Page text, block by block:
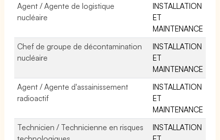
Agent / Agente de logistique
nucléaire
INSTALLATION
ET
MAINTENANCE
Chef de groupe de décontamination
nucléaire
INSTALLATION
ET
MAINTENANCE
Agent / Agente d'assainissement
radioactif
INSTALLATION
ET
MAINTENANCE
Technicien / Technicienne en risques
INSTALLATION